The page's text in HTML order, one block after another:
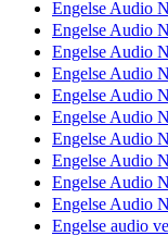
Engelse Audio
Engelse Audio
Engelse Audio
Engelse Audio
Engelse Audio
Engelse Audio
Engelse Audio
Engelse Audio
Engelse Audio
Engelse Audio
Engelse audio